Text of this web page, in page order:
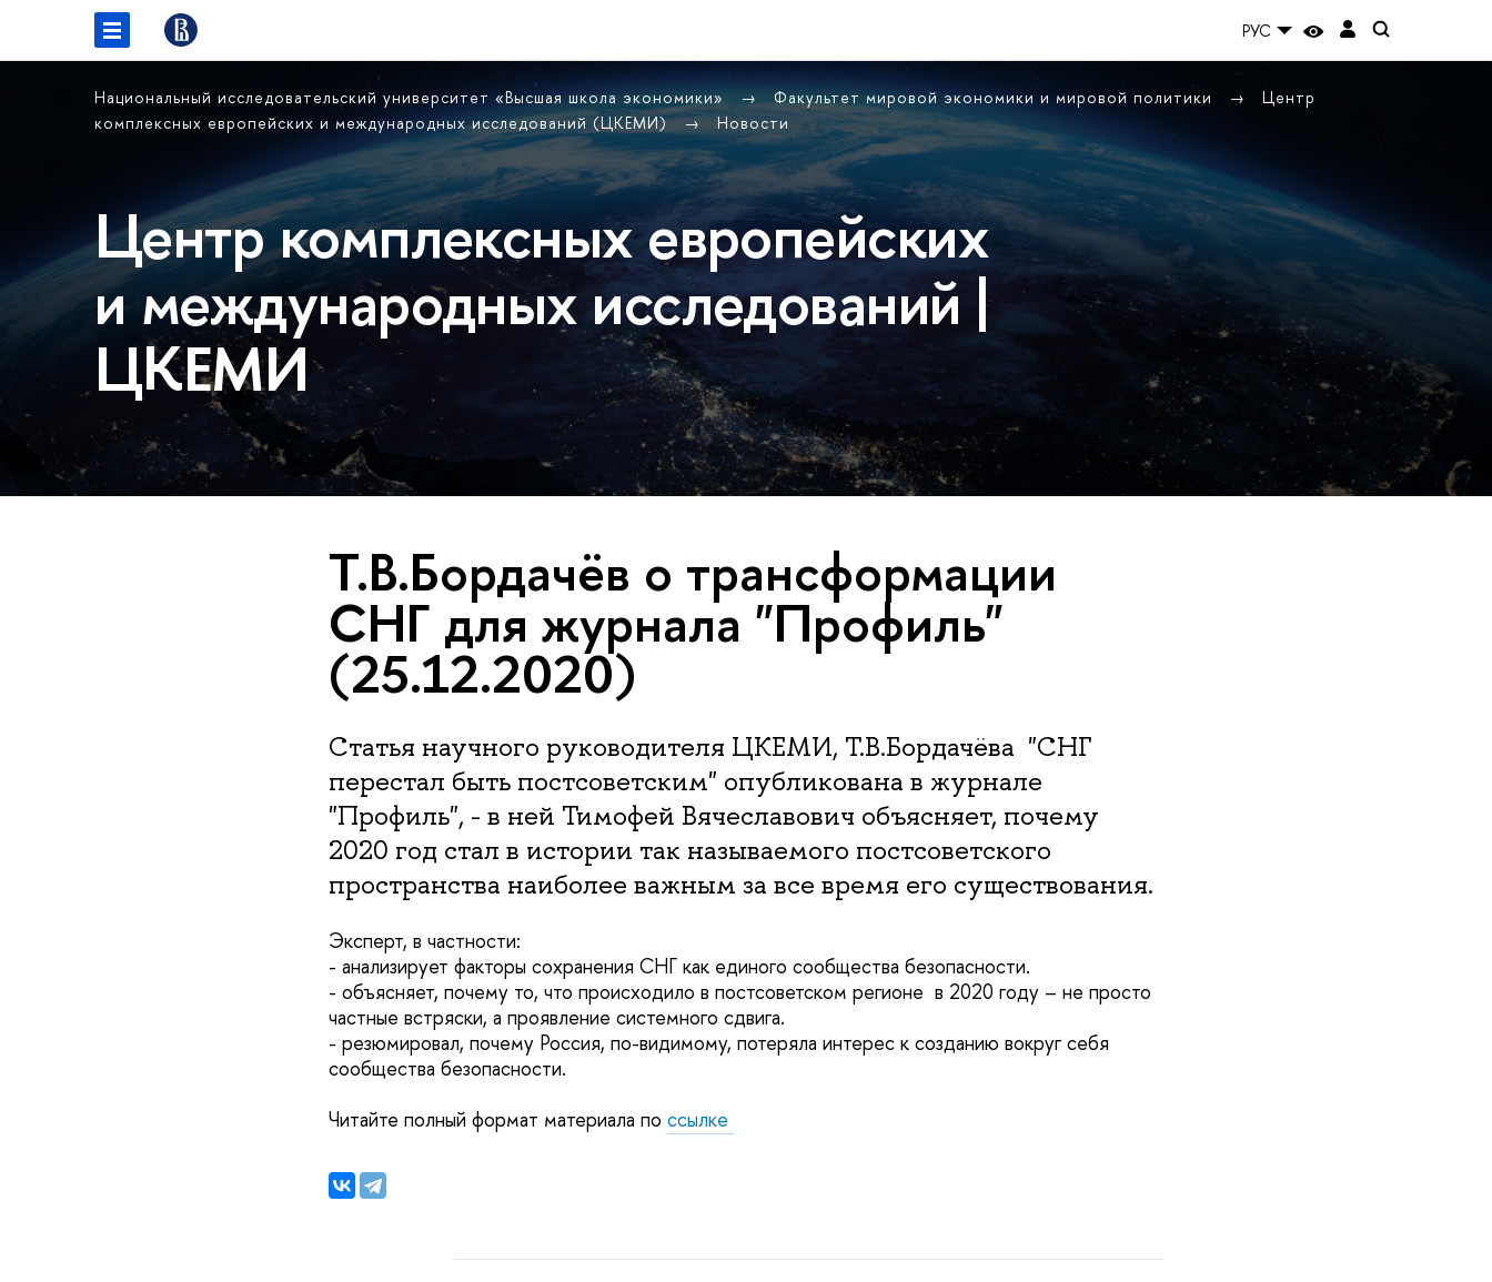
РУС
Национальный исследовательский университет «Высшая школа экономики» Факультет мировой экономики и мировой политики
Центр
комплексных европейских и международных исследований (ЦКЕМИ)
Новости
Центр комплексных европейских
и международных исследований |
ЦКЕМИ
Т.В.Бордачёв о трансформации
СНГ для журнала "Профиль"
(25.12.2020)
Статья научного руководителя ЦКЕМИ, Т.В.Бордачёва "СНГ
перестал быть постсоветским" опубликована в журнале
"Профиль", - в ней Тимофей Вячеславович объясняет, почему
2020 год стал в истории так называемого постсоветского
пространства наиболее важным за все время его существования.
Эксперт, в частности:
- анализирует факторы сохранения СНГ как единого сообщества безопасности.
- объясняет, почему то, что происходило в постсоветском регионе в 2020 году – не просто
частные встряски, а проявление системного сдвига.
- резюмировал, почему Россия, по-видимому, потеряла интерес к созданию вокруг себя
сообщества безопасности.
Читайте полный формат материала по ссылке